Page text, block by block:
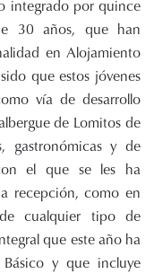
integrado por quince
30 años, que han
en Alojamiento
que estos jóvenes
vía de desarrollo
de Lomitos de
gastronómicas y de
el que se les ha
recepción, como en
cualquier tipo de
que este año ha
y que incluye